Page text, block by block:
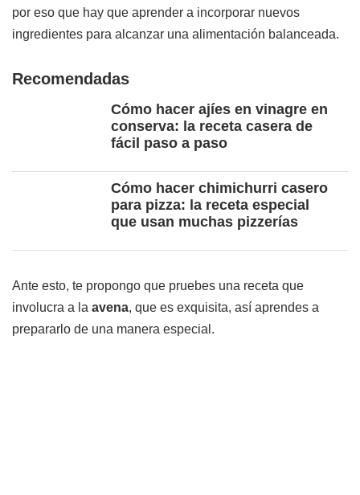
por eso que hay que aprender a incorporar nuevos
ingredientes para alcanzar una alimentación balanceada.
Recomendadas
Cómo hacer ajíes en vinagre en
conserva: la receta casera de
fácil paso a paso
Cómo hacer chimichurri casero
para pizza: la receta especial
que usan muchas pizzerías
Ante esto, te propongo que pruebes una receta que
involucra a la avena, que es exquisita, así aprendes a
prepararlo de una manera especial.